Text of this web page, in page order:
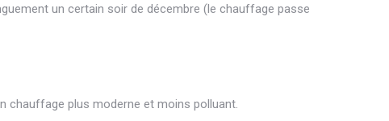
un certain soir de décembre (le chauffage passe
chauffage plus moderne et moins polluant.